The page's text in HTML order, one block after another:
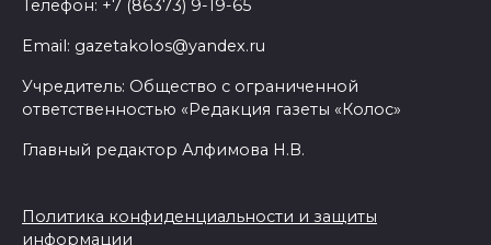
Телефон: +7 (86373) 9-19-65
Email: gazetakolos@yandex.ru
Учредитель: Общество с ограниченной
ответственностью «Редакция газеты «Колос»
Главный редактор Алфимова Н.В.
Политика конфиденциальности и защиты
информации